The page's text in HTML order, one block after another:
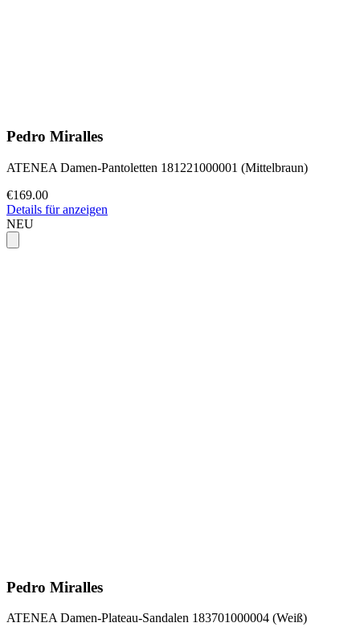
Pedro Miralles
ATENEA Damen-Pantoletten 181221000001 (Mittelbraun)
€169.00
Details für anzeigen
NEU
Pedro Miralles
ATENEA Damen-Plateau-Sandalen 183701000004 (Weiß)